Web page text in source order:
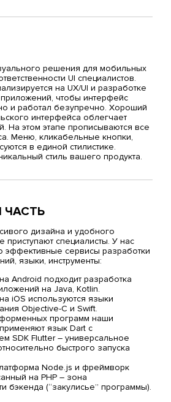
решения для мобильных
UI специалистов.
на UX/UI и разработке
, чтобы интерфейс
и работал безупречно. Хороший
интерфейса облегчает
На этом этапе прописываются все
Меню, кликабельные кнопки,
в единой стилистике.
стиль вашего продукта.
ЧАСТЬ
дизайна и удобного
приступают специалисты. У нас
эффективные сервисы разработки
языки, инструменты:
Android подходит разработка
на Java, Kotlin.
iOS используются языки
Objective-C и Swift.
программ наши
язык Dart с
SDK Flutter – универсальное
быстрого запуска
Node.js и фреймворк
на PHP – зона
бэкенда (“закулисье” программы).